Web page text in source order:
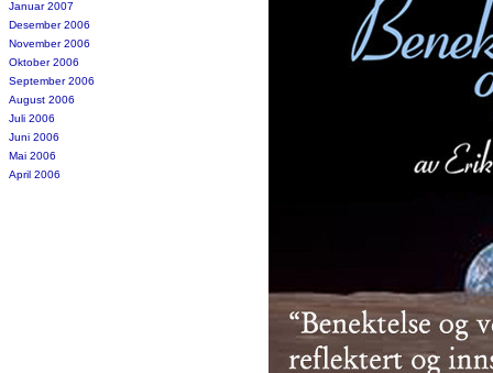
Januar 2007
Desember 2006
November 2006
Oktober 2006
September 2006
August 2006
Juli 2006
Juni 2006
Mai 2006
April 2006